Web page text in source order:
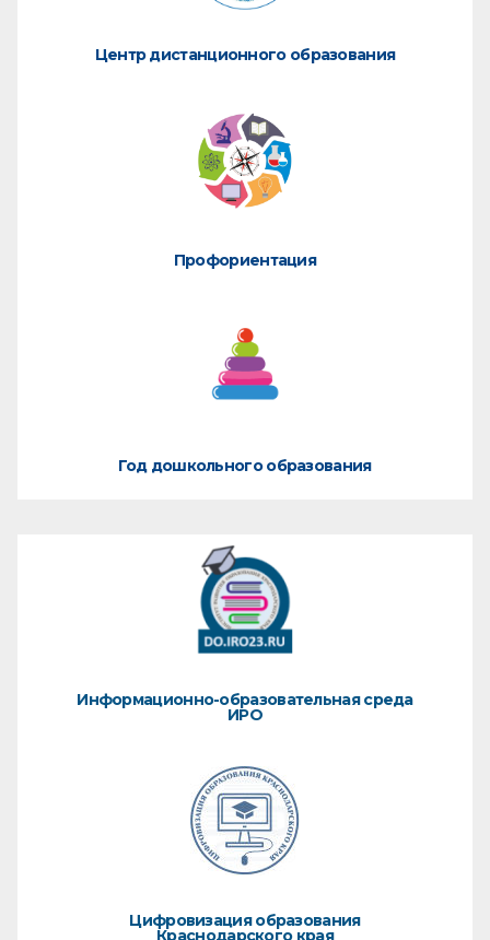
Центр дистанционного образования
Профориентация
Год дошкольного образования
Информационно-образовательная среда
ИРО
Цифровизация образования
Краснодарского края